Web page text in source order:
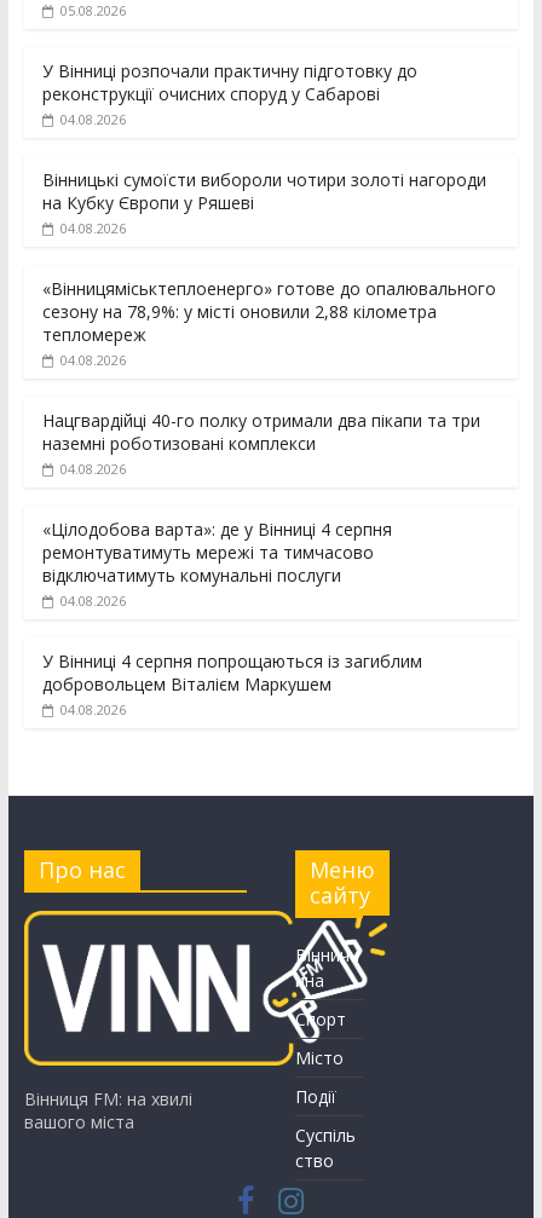
05.08.2026
У Вінниці розпочали практичну підготовку до
реконструкції очисних споруд у Сабарові
04.08.2026
Вінницькі сумоїсти вибороли чотири золоті нагороди
на Кубку Європи у Ряшеві
04.08.2026
«Вінницяміськтеплоенерго» готове до опалювального
сезону на 78,9%: у місті оновили 2,88 кілометра
тепломереж
04.08.2026
Нацгвардійці 40-го полку отримали два пікапи та три
наземні роботизовані комплекси
04.08.2026
«Цілодобова варта»: де у Вінниці 4 серпня
ремонтуватимуть мережі та тимчасово
відключатимуть комунальні послуги
04.08.2026
У Вінниці 4 серпня попрощаються із загиблим
добровольцем Віталієм Маркушем
04.08.2026
Про нас
Вінниця FM: на хвилі
вашого міста
Меню
сайту
Вінничч
ина
Спорт
Місто
Події
Суспіль
ство